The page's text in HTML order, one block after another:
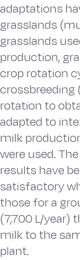
adaptations
grasslands
grasslands
production,
crop rotation
crossbreeding
rotation to
adapted to
milk
were used.
results have
satisfactory
those for a
(7,700 L/year)
milk to the
plant.